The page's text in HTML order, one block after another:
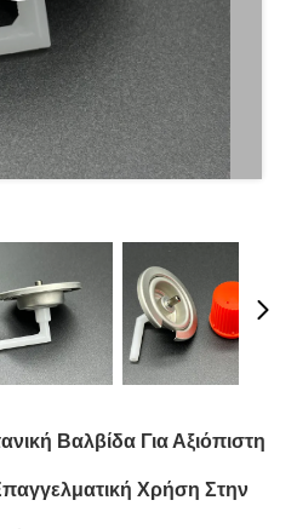
Βαλβίδα Για Αξιόπιστη
Χρήση Στην